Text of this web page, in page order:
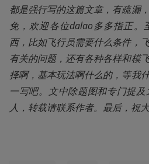
都是强行写的这篇文章，有疏漏
免，欢迎各位dalao多多指正。
西，比如飞行员需要什么条件，
有关的问题，还有各种各样和模
择啊，基本玩法啊什么的，等我
一写吧。文中除题图和专门提
人，转载请联系作者。最后，祝